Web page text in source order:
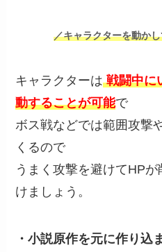
／キャラクターを動か
キャラクターは 戦闘中に
動することが可能で
ボス戦などでは範囲攻撃
くるので
うまく攻撃を避けてHP
けましょう。
・小説原作を元に作り込